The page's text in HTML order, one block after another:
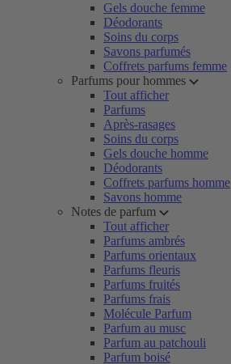
Gels douche femme
Déodorants
Soins du corps
Savons parfumés
Coffrets parfums femme
Parfums pour hommes
Tout afficher
Parfums
Après-rasages
Soins du corps
Gels douche homme
Déodorants
Coffrets parfums homme
Savons homme
Notes de parfum
Tout afficher
Parfums ambrés
Parfums orientaux
Parfums fleuris
Parfums fruités
Parfums frais
Molécule Parfum
Parfum au musc
Parfum au patchouli
Parfum boisé